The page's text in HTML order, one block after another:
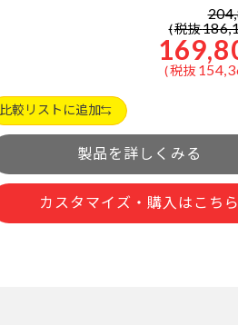
税抜
税抜
比較リストに追加
製品を詳しくみる
カスタマイズ・購入はこちら